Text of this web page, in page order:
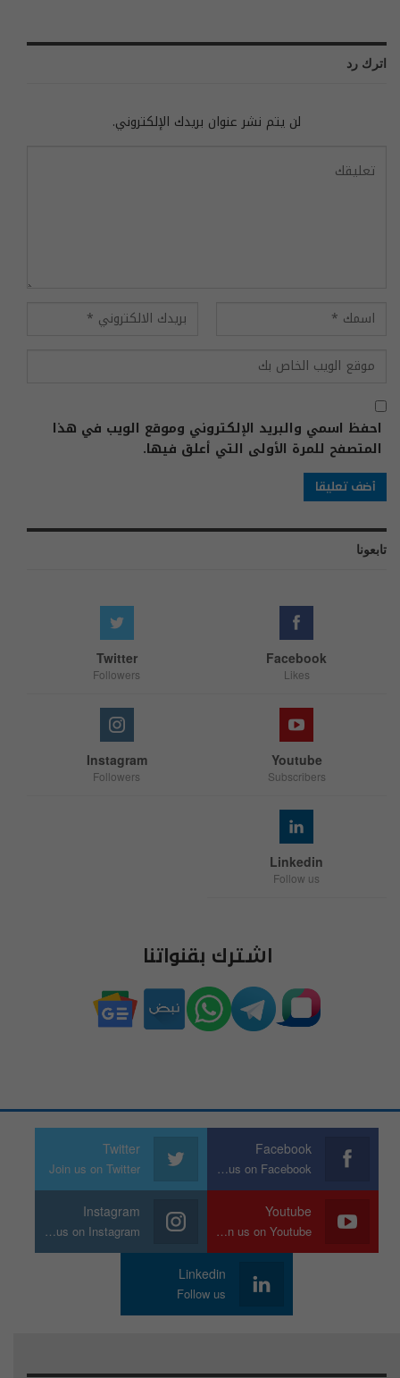
اترك رد
لن يتم نشر عنوان بريدك الإلكتروني.
احفظ اسمي والبريد الإلكتروني وموقع الويب في هذا
المتصفح للمرة الأولى التي أعلق فيها.
تابعونا
Facebook
Likes
Twitter
Followers
Youtube
Subscribers
Instagram
Followers
Linkedin
Follow us
اشترك بقنواتنا
Facebook
Join us on Facebook
Twitter
Join us on Twitter
Youtube
Join us on Youtube
Instagram
Join us on Instagram
Linkedin
Follow us